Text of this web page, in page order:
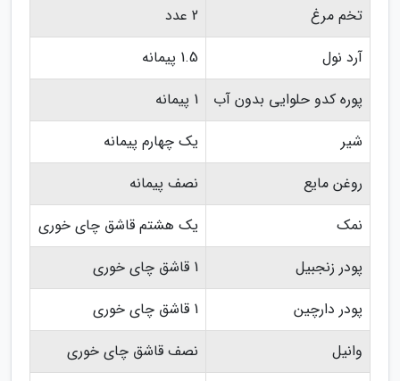
تخم مرغ
2 عدد
آرد نول
1.5 پیمانه
پوره کدو حلوایی بدون آب
1 پیمانه
شیر
یک چهارم پیمانه
روغن مایع
نصف پیمانه
نمک
یک هشتم قاشق چای خوری
پودر زنجبیل
1 قاشق چای خوری
پودر دارچین
1 قاشق چای خوری
وانیل
نصف قاشق چای خوری